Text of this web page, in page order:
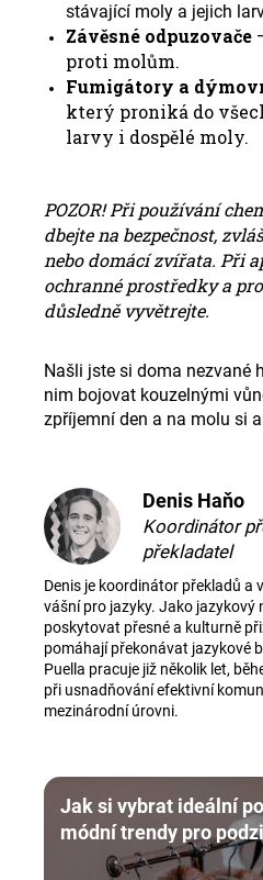
stávající moly a jejich
Závěsné odpuzovače
proti molům.
Fumigátory a
který proniká do
larvy i dospělé moly.
POZOR! Při používání
dbejte na bezpečnost,
nebo domácí zvířata. Při
ochranné prostředky a
důsledně vyvětrejte.
Našli jste si doma nezvané
nim bojovat kouzelnými
zpříjemní den a na molu si
Denis Haňo
Koordinátor
překladatel
Denis je koordinátor překladů a
vášní pro jazyky. Jako jazykový
poskytovat přesné a kulturně
pomáhají překonávat jazykové
Puella pracuje již několik let,
při usnadňování efektivní
mezinárodní úrovni.
Jak si vybrat ideální
módní trendy pro